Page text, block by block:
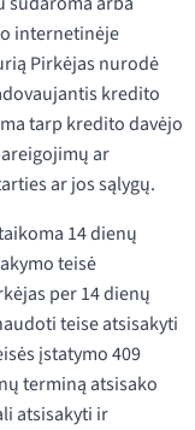
internetinėje
Pirkėjas nurodė
kredito
tarp kredito davėjo
ar
ar jos sąlygų.
14 dienų
teisė
per 14 dienų
teise atsisakyti
įstatymo 409
terminą atsisako
atsisakyti ir